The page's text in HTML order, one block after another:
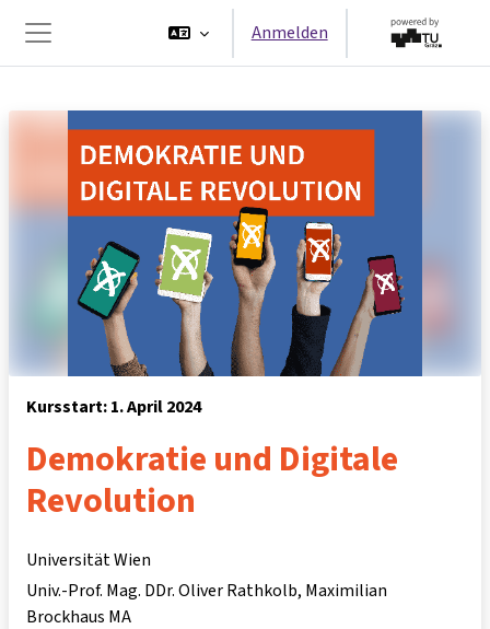
Website-Übersicht
Anmelden
Kursstart: 1. April 2024
Demokratie und Digitale
Revolution
Universität Wien
Univ.-Prof. Mag. DDr. Oliver Rathkolb Maximilian
Brockhaus MA